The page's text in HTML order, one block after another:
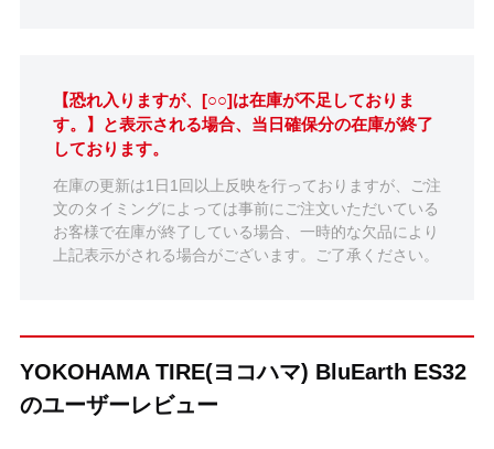
【恐れ入りますが、[○○]は在庫が不足しておりま
す。】と表示される場合、当日確保分の在庫が終了
しております。
在庫の更新は1日1回以上反映を行っておりますが、ご注
文のタイミングによっては事前にご注文いただいている
お客様で在庫が終了している場合、一時的な欠品により
上記表示がされる場合がございます。ご了承ください。
YOKOHAMA TIRE(ヨコハマ) BluEarth ES32
のユーザーレビュー